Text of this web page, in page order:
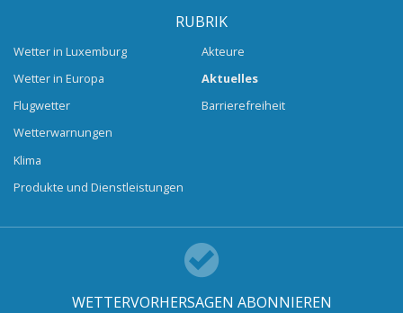
RUBRIK
Wetter in Luxemburg
Wetter in Europa
Flugwetter
Wetterwarnungen
Klima
Produkte und Dienstleistungen
Akteure
Aktuelles
Barrierefreiheit
WETTERVORHERSAGEN ABONNIEREN